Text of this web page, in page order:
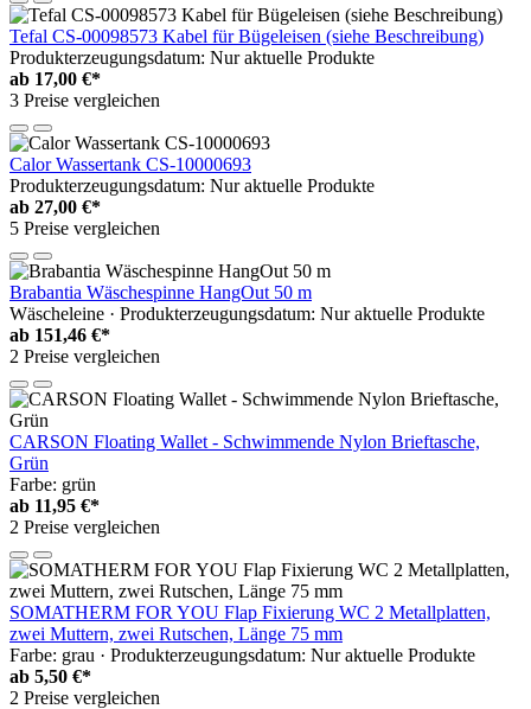
Tefal CS-00098573 Kabel für Bügeleisen (siehe Beschreibung)
Produkterzeugungsdatum: Nur aktuelle Produkte
ab 17,00 €*
3 Preise vergleichen
Calor Wassertank CS-10000693
Produkterzeugungsdatum: Nur aktuelle Produkte
ab 27,00 €*
5 Preise vergleichen
Brabantia Wäschespinne HangOut 50 m
Wäscheleine · Produkterzeugungsdatum: Nur aktuelle Produkte
ab 151,46 €*
2 Preise vergleichen
CARSON Floating Wallet - Schwimmende Nylon Brieftasche,
Grün
Farbe: grün
ab 11,95 €*
2 Preise vergleichen
SOMATHERM FOR YOU Flap Fixierung WC 2 Metallplatten,
zwei Muttern, zwei Rutschen, Länge 75 mm
Farbe: grau · Produkterzeugungsdatum: Nur aktuelle Produkte
ab 5,50 €*
2 Preise vergleichen